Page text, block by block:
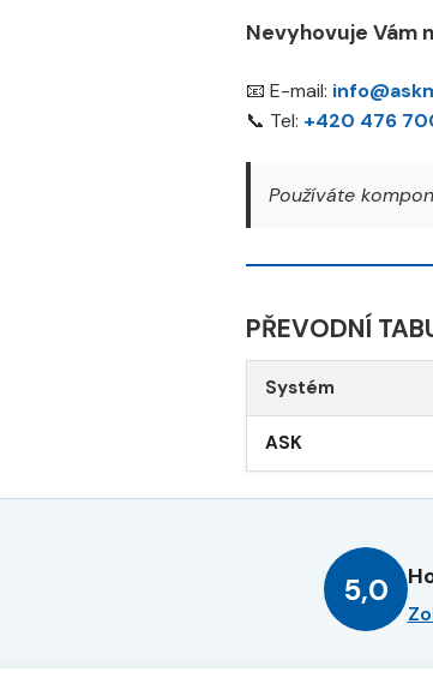
Nevyhovuje Vám
📧 E-mail:
📞 Tel: +420 476
Používáte
PŘEVODNÍ
Systém
ASK
5,0